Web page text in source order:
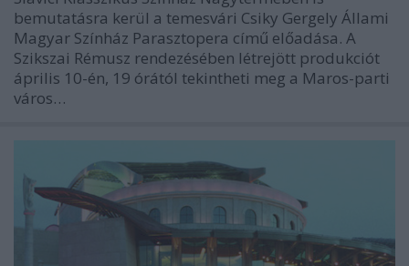
bemutatásra kerül a temesvári Csiky Gergely Állami
Magyar Színház Parasztopera című előadása. A
Szikszai Rémusz rendezésében létrejött produkciót
április 10-én, 19 órától tekintheti meg a Maros-parti
város…